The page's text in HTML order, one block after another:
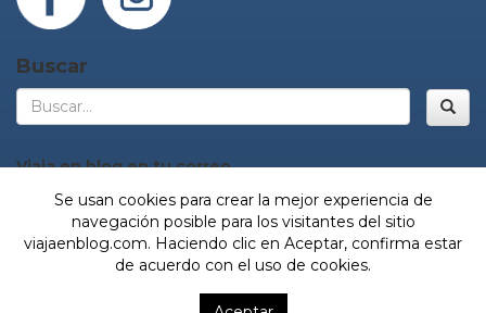
Buscar
Viaja en blog en tu correo
¡Sí, vamos!
© Viaja en blog. Todos los derechos reservados.
Se usan cookies para crear la mejor experiencia de
navegación posible para los visitantes del sitio
viajaenblog.com. Haciendo clic en Aceptar, confirma estar
de acuerdo con el uso de cookies.